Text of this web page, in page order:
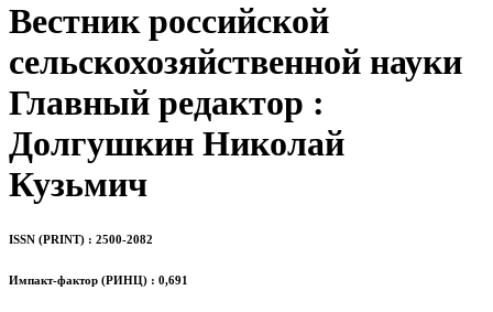
Вестник российской
сельскохозяйственной науки
Главный редактор :
Долгушкин Николай
Кузьмич
ISSN (PRINT) : 2500-2082
Импакт-фактор (РИНЦ) : 0,691